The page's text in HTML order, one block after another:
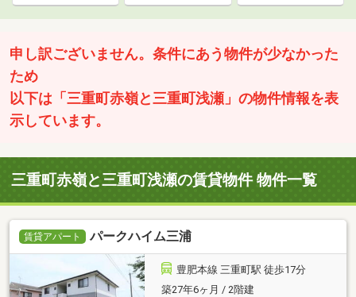
申し訳ございません。条件にあう物件が少なかった
ため
以下は「三重町赤嶺と三重町浅瀬」の物件情報を表
示しています。
三重町赤嶺と三重町浅瀬の賃貸物件 物件一覧
賃貸アパート パークハイム三浦
豊肥本線 三重町駅 徒歩17分
築27年6ヶ月 / 2階建